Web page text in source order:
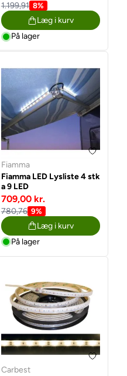
1.199,91 8%
Læg i kurv
På lager
Fiamma
Fiamma LED Lysliste 4 stk
a 9 LED
709,00 kr.
780,76 9%
Læg i kurv
På lager
Carbest